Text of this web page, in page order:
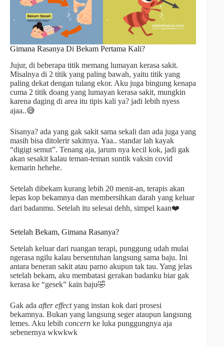
Gimana Rasanya Di Bekam Pertama Kali?
Jujur, di beberapa titik memang lumayan kerasa sakit.
Misalnya di 2 titik yang paling bawah, yaitu titik yang
paling dekat dengan tulang ekor. Aku juga bingung kenapa
cuma 2 titik doang yang lumayan kerasa sakit, mungkin
karena daging di area itu tipis kali ya? jadi lebih nyess
ajaa..😅
Sisanya? ada yang gak sakit sama sekali dan ada juga yang
masih bisa ditolerir sakitnya. Yaa.. standar lah kayak
“digigt semut”. Tenang aja, jarum nya kecil kok, jadi gak
akan sesakit kalau teman-teman suntik vaksin covid
kemarin hehehe.
Setelah dibekam kurang lebih 20 menit-an, terapis akan
lepas kop bekamnya dan membersihkan darah yang keluar
dari badanmu. Setelah itu selesai dehh, simpel kaan❤️
Setelah Bekam, Gimana Rasanya?
Setelah keluar dari ruangan terapi, punggung udah mulai
ngerasa ngilu kalau bersentuhan langsung sama baju. Ini
antara beneran sakit atau parno akupun tak tau. Yang jelas
setelah bekam, aku membatasi gerakan badanku biar gak
kerasa ke “gesek” kain baju🤣
Gak ada after effectyang instan kok dari prosesi
bekamnya. Bukan yang langsung seger ataupun langsung
lemes. Aku lebih concern ke luka punggungnya aja
sebenernya wkwkwk